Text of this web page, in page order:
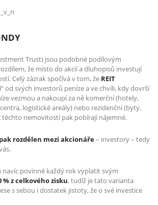
Trust) jsou podobné podílovým
že místo do akcií a dluhopisů investují
Celý zázrak spočívá v tom, že REIT
od svých investorů peníze a ve chvíli, kdy dovrší
vezmou a nakoupí za ně komerční (hotely,
logistické areály) nebo rezidenční (byty,
nemovitostí pak pobírají nájemné.
rozdělen mezi akcionáře– investory – tedy
navíc povinné každý rok vyplatit svým
% z celkového zisku, tudíž je tato varianta
s sebou i dostatek jistoty, že o své investice